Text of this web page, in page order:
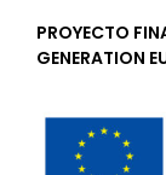
PROYECTO
GENERATION